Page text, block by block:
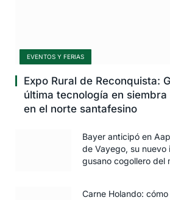
EVENTOS Y FERIAS
Expo Rural de Reconquista:
última tecnología en
en el norte santafesino
Bayer anticipó en
de Vayego, su
gusano cogollero del
Carne Holando: